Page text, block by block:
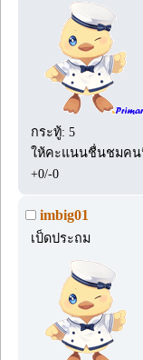
กระทู้: 5
ให้คะแนนชื่นชมคน
+0/-0
imbig01
เป็ดประถม